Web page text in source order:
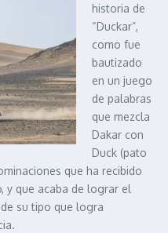
historia de
“Duckar”,
como fue
bautizado
en un juego
de palabras
que mezcla
Dakar con
Duck (pato
que ha recibido
y que acaba de lograr el
su tipo que logra